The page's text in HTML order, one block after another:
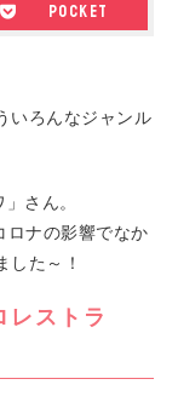
pocket
いろんなジャンル
さん。
ロナの影響でなか
した～！
レストラ